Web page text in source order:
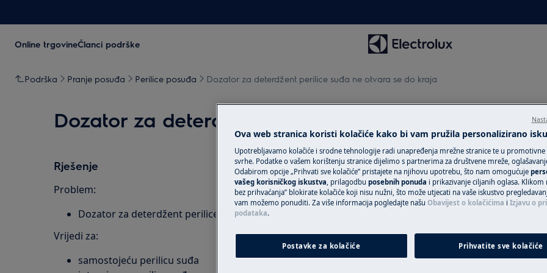
Online trgovineČlanci podrške
Podrška Pranje posuđa Perilice posuđa Dozator za deterdžent perilice suđa ne otvara se do kraja
Dozator za deterdžent perilice suđa ne otvara se
Rješenje
Problem:
Dozator za deterdžent perilice suđa ne otvara se do kraja
Vrijedi za:
samostojeću perilicu suđa
Zatražite
Povjerite svoj
tehničarima i
uslugu za svoj
uslugu „Fiksna
uređaje van
Ova web stranica koristi kolačiće kako bi vam pružila personalizirano
Upotrebljavamo kolačiće i srodne tehnologije radi unapređenja mrežne stranice te u
svrhe. Podatke o vašem korištenju stranice dijelimo s partnerima za društvene mreže,
Odabirom opcije „Prihvati sve kolačiće” pristajete na njihovu upotrebu, što nam omogućuje
vašeg korisničkog iskustva , prilagodbu posebnih ponuda i prikazivanje ciljanih oglasa. Klikom
bez prihvaćanja” blokirate kolačiće koji nisu nužni, što može utjecati na vaše iskustvo
vam možemo ponuditi. Za više informacija pogledajte našu Obavijest o kolačićima i Izjavu o
podataka.
Postavke za kolačiće Prihvatite sve kolačiće